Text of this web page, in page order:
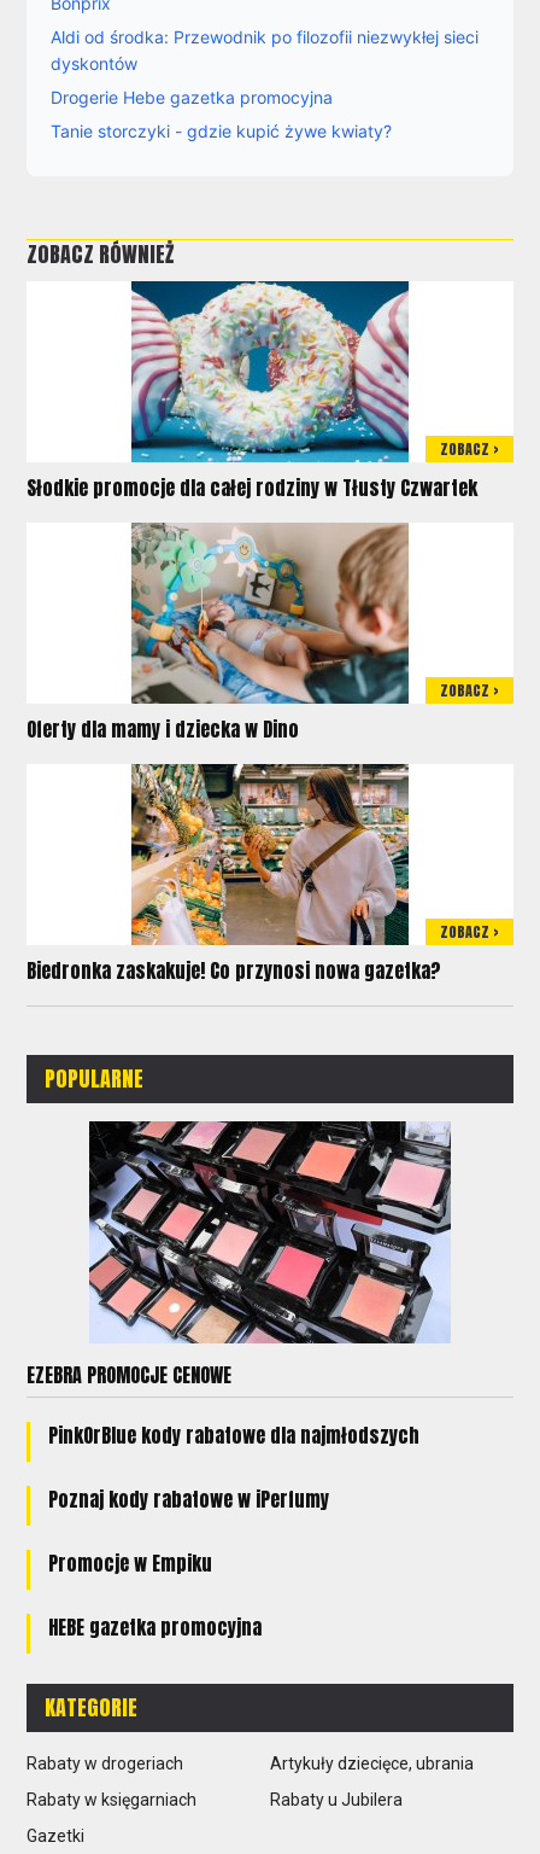
Aldi od środka: Przewodnik po filozofii niezwykłej sieci
dyskontów
Drogerie Hebe gazetka promocyjna
Tanie storczyki - gdzie kupić żywe kwiaty?
ZOBACZ RÓWNIEŻ
ZOBACZ >
Słodkie promocje dla całej rodziny w Tłusty Czwartek
ZOBACZ >
Oferty dla mamy i dziecka w Dino
ZOBACZ >
Biedronka zaskakuje! Co przynosi nowa gazetka?
POPULARNE
EZEBRA PROMOCJE CENOWE
PinkOrBlue kody rabatowe dla najmłodszych
Poznaj kody rabatowe w iPerfumy
Promocje w Empiku
HEBE gazetka promocyjna
KATEGORIE
Rabaty w drogeriach
Artykuły dziecięce, ubrania
Rabaty w księgarniach
Rabaty u Jubilera
Gazetki